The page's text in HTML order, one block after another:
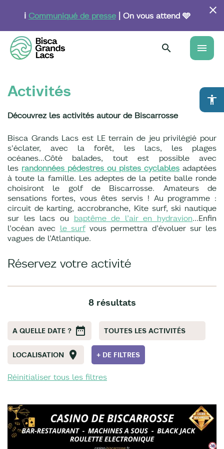
principal
ℹ️ Communiqué de presse| On vous attend 🩵
menu
accessibility
Activités
Découvrez les activités autour de Biscarrosse
Bisca Grands Lacs est LE terrain de jeu privilégié pour
s'éclater, avec la forêt, les lacs, les plages
océanes...Côté balades, tout est possible avec
les randonnées pédestres ou pistes cyclables adaptées
à toute la famille. Les adeptes de la petite balle ronde
choisiront le golf de Biscarrosse. Amateurs de
sensations fortes, vous êtes servis ! Au programme :
circuit de karting, accrobranche, Kite surf, ski nautique
sur les lacs ou baptême de l’air en hydravion…Enfin
l’océan avec le surfvous permettra d’évoluer sur les
vagues de l’Atlantique.
Réservez votre activité
8 résultats
A QUELLE DATE ? TOUTES LES ACTIVITÉS
LOCALISATION + DE FILTRES
Réinitialiser tous les filtres